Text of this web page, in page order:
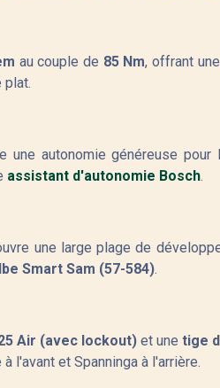
au couple de 85 Nm, offrant
plat.
une autonomie généreuse
assistant d'autonomie Bosch.
une large plage de
Smart Sam (57-584).
Air (avec lockout)et une tige
l'avant et Spanninga à l'arrière.